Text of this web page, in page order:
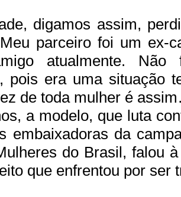
digamos assim,
parceiro foi um ex-
atualmente.
pois era uma situação
de toda mulher é
a modelo, que luta
embaixadoras da
do Brasil, falou
que enfrentou por ser